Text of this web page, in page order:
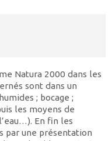
Natura 2000 dans les
sont dans un
; bocage ;
les moyens de
En fin les
par une présentation